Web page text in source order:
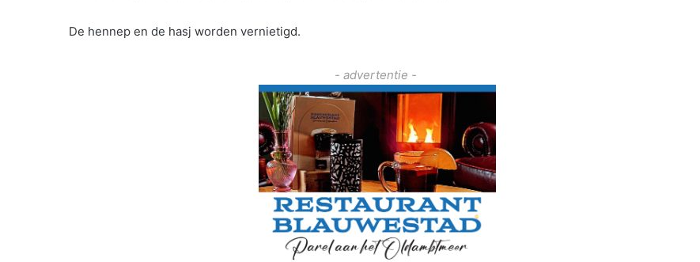
De hennep en de hasj worden vernietigd.
- advertentie -